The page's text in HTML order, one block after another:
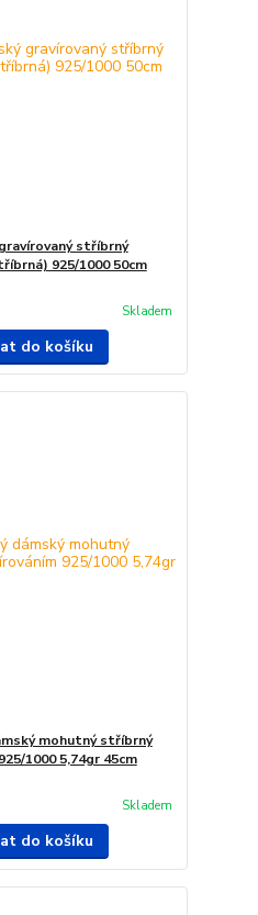
stříbrný
925/1000 50cm
Skladem
do košíku
mohutný stříbrný
1000 5,74gr 45cm
Skladem
do košíku